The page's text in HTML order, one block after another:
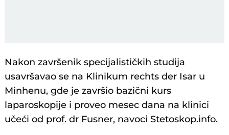
Nakon završenik specijalističkih studija
usavršavao se na Klinikum rechts der Isar u
Minhenu, gde je završio bazični kurs
laparoskopije i proveo mesec dana na klinici
učeći od prof. dr Fusner, navoci Stetoskop.info.